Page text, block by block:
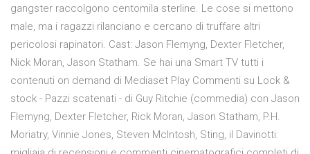
gangster raccolgono centomila sterline. Le cose si mettono
male, ma i ragazzi rilanciano e cercano di truffare altri
pericolosi rapinatori. Cast: Jason Flemyng, Dexter Fletcher,
Nick Moran, Jason Statham. Se hai una Smart TV tutti i
contenuti on demand di Mediaset Play Commenti su Lock &
stock - Pazzi scatenati - di Guy Ritchie (commedia) con Jason
Flemyng, Dexter Fletcher, Rick Moran, Jason Statham, P.H.
Moriatry, Vinnie Jones, Steven McIntosh, Sting, il Davinotti: